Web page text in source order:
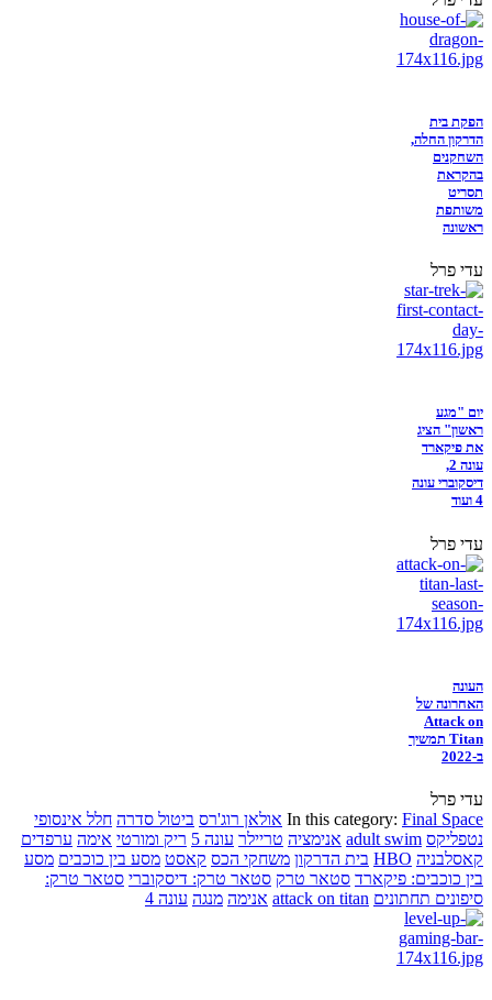
הפקת בית
הדרקון החלה,
השחקנים
בהקראת
תסריט
משותפת
ראשונה
עדי פרל
יום "מגע
ראשון" הציג
את פיקארד
עונה 2,
דיסקוברי עונה
4 ועוד
עדי פרל
העונה
האחרונה של
Attack on
Titan תמשיך
ב-2022
עדי פרל
In this category: Final Space אולאן רוג'רס ביטול סדרה חלל אינסופי
נטפליקס adult swim אנימציה טריילר עונה 5 ריק ומורטי אימה ערפדים
קאסלבניה HBO בית הדרקון משחקי הכס קאסט מסע בין כוכבים מסע
בין כוכבים: פיקארד סטאר טרק סטאר טרק: דיסקוברי סטאר טרק:
סיפונים תחתונים attack on titan אנימה מנגה עונה 4